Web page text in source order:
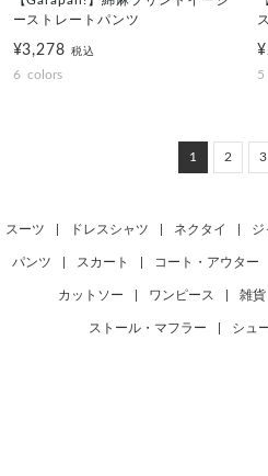
ーストレートパンツ
¥3,278税込
6 colors 5
1 2 3
スーツ ドレスシャツ ネクタイ ジ
パンツ スカート コート・アウター
カットソー ワンピース 雑貨
ストール・マフラー シュ